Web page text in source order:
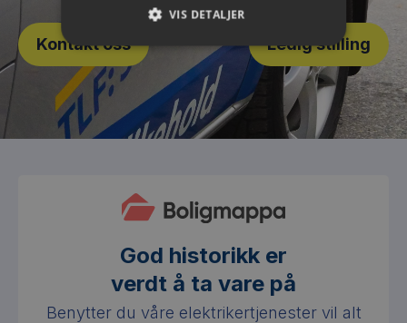
Kontakt oss Ledig stilling
God historikk er
verdt å ta vare på
Benytter du våre elektrikertjenester vil alt
VIS DETALJER